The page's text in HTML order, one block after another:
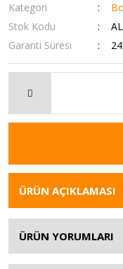
Kategori
Stok Kodu
Garanti Süresi
ÜRÜN AÇIKLAMASI
ÜRÜN YORUMLARI